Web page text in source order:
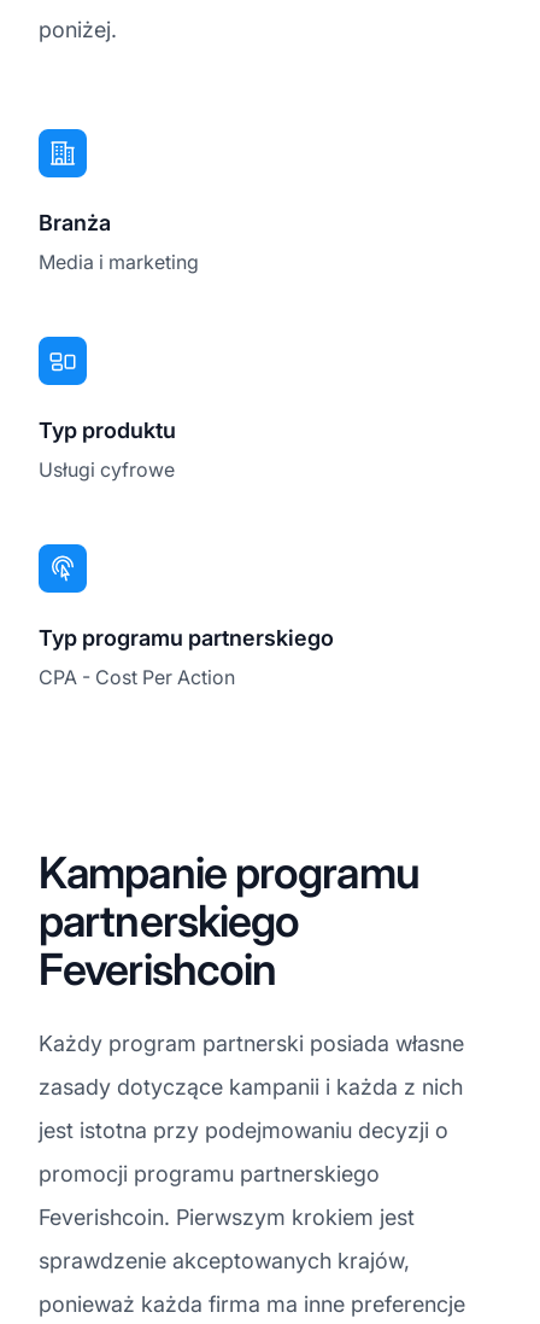
poniżej.
Branża
Media i marketing
Typ produktu
Usługi cyfrowe
Typ programu partnerskiego
CPA - Cost Per Action
Kampanie programu
partnerskiego
Feverishcoin
Każdy program partnerski posiada własne
zasady dotyczące kampanii i każda z nich
jest istotna przy podejmowaniu decyzji o
promocji programu partnerskiego
Feverishcoin. Pierwszym krokiem jest
sprawdzenie akceptowanych krajów,
ponieważ każda firma ma inne preferencje